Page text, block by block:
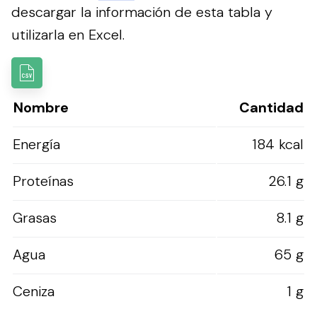
descargar la información de esta tabla y
utilizarla en Excel.
Nombre
Cantidad
Energía
184 kcal
Proteínas
26.1 g
Grasas
8.1 g
Agua
65 g
Ceniza
1 g